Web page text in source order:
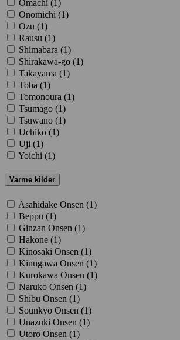
Omachi (1)
Onomichi (1)
Ozu (1)
Rausu (1)
Shimabara (1)
Shirakawa-go (1)
Takayama (1)
Toba (1)
Tomonoura (1)
Tsumago (1)
Tsuwano (1)
Uchiko (1)
Uji (1)
Yoichi (1)
Varme kilder
Asahidake Onsen (1)
Beppu (1)
Ginzan Onsen (1)
Hakone (1)
Kinosaki Onsen (1)
Kinugawa Onsen (1)
Kurokawa Onsen (1)
Naruko Onsen (1)
Shibu Onsen (1)
Sounkyo Onsen (1)
Unazuki Onsen (1)
Utoro Onsen (1)